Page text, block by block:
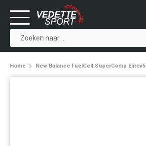
Home New Balance FuelCell SuperComp Elitev5